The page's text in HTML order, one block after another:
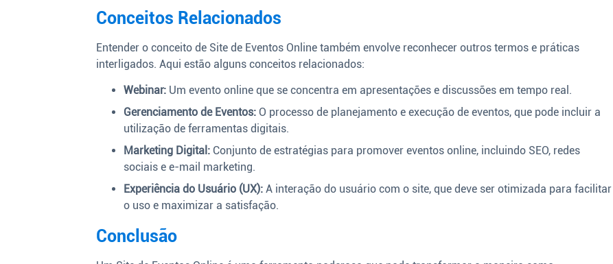
Conceitos Relacionados
Entender o conceito de Site de Eventos Online também envolve reconhecer outros termos e práticas
interligados. Aqui estão alguns conceitos relacionados:
Webinar: Um evento online que se concentra em apresentações e discussões em tempo real.
Gerenciamento de Eventos: O processo de planejamento e execução de eventos, que pode incluir a
utilização de ferramentas digitais.
Marketing Digital: Conjunto de estratégias para promover eventos online, incluindo SEO, redes
sociais e e-mail marketing.
Experiência do Usuário (UX): A interação do usuário com o site, que deve ser otimizada para facilitar
o uso e maximizar a satisfação.
Conclusão